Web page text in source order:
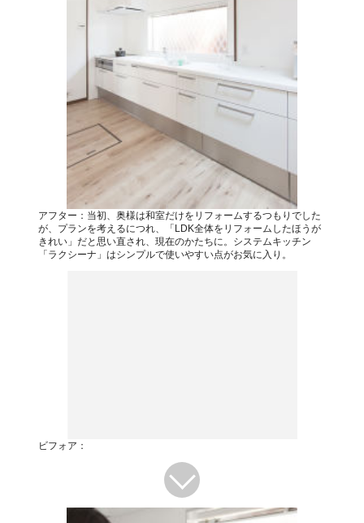
アフター：当初、奥様は和室だけをリフォームするつもりでした
が、プランを考えるにつれ、「LDK全体をリフォームしたほうが
きれい」だと思い直され、現在のかたちに。システムキッチン
「ラクシーナ」はシンプルで使いやすい点がお気に入り。
ビフォア：